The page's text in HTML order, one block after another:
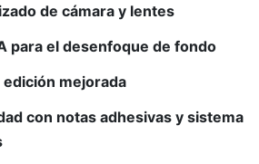
de cámara y lentes
para el desenfoque de fondo
mejorada
con notas adhesivas y sistema